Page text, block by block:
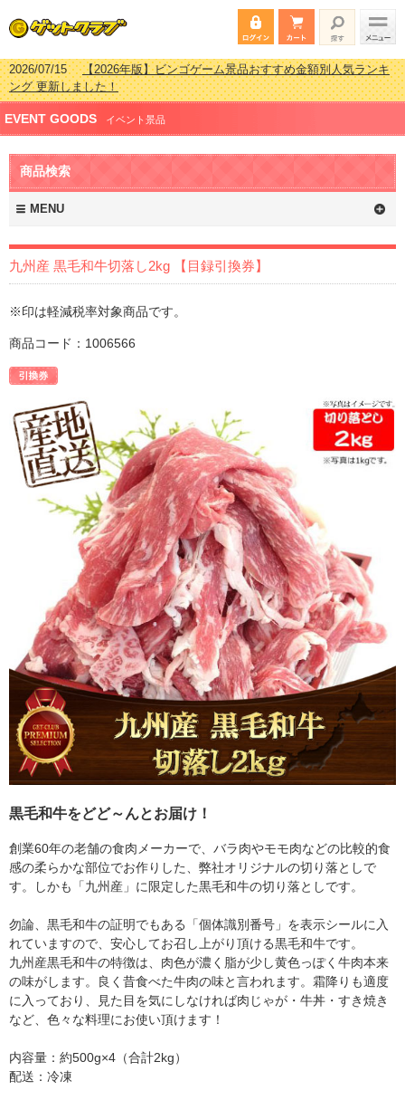
2026/07/15【2026年版】ビンゴゲーム景品おすすめ金額別人気ランキ
ング 更新しました！
2026/04/03【2026年版】ゴルフコンペ景品 3000円未満［2000円～
2999円編］もらってうれしい人気ラ…
2026/02/16【2026年版】結婚式の二次会で貰って嬉しい景品とは？ 更
新しました！
2026/02/03
2999円編］もらってうれしい人気ラ…
EVENT GOODS イベント景品
商品検索
MENU
九州産 黒毛和牛切落し2kg 【目録引換券】
※印は軽減税率対象商品です。
商品コード：1006566
黒毛和牛をどど～んとお届け！
創業60年の老舗の食肉メーカーで、バラ肉やモモ肉などの比較的食
感の柔らかな部位でお作りした、弊社オリジナルの切り落としで
す。しかも「九州産」に限定した黒毛和牛の切り落としです。
勿論、黒毛和牛の証明でもある「個体識別番号」を表示シールに入
れていますので、安心してお召し上がり頂ける黒毛和牛です。
九州産黒毛和牛の特徴は、肉色が濃く脂が少し黄色っぽく牛肉本来
の味がします。良く昔食べた牛肉の味と言われます。霜降りも適度
に入っており、見た目を気にしなければ肉じゃが・牛丼・すき焼き
など、色々な料理にお使い頂けます！
内容量：約500g×4（合計2kg）
配送：冷凍